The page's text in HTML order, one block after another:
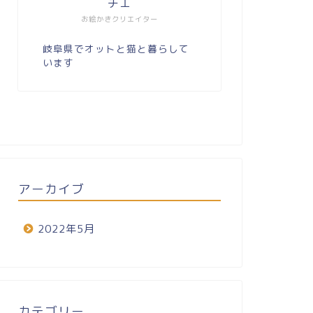
お絵かきクリエイター
岐阜県でオットと猫と暮らして
います
アーカイブ
2022年5月